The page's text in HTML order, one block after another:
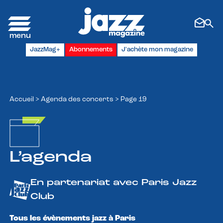
JazzMag+ Abonnements J'achète mon magazine
Accueil > Agenda des concerts > Page 19
L’agenda
En partenariat avec Paris Jazz
Club
Tous les évènements jazz à Paris